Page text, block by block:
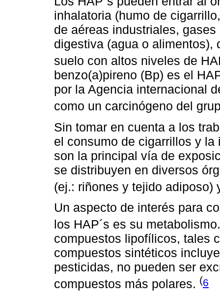
inhalatoria (humo de
de aéreas industriales,
digestiva (agua o alimentos),
suelo con altos niveles de
benzo(a)pireno (Bp) es el
por la Agencia internacional
como un carcinógeno del
Sin tomar en cuenta a los
el consumo de cigarrillos y
son la principal vía de
se distribuyen en diversos
(ej.: riñones y tejido
Un aspecto de interés para
los HAP´s es su
compuestos lipofílicos, tales
compuestos sintéticos
pesticidas, no pueden ser
compuestos más polares. (6